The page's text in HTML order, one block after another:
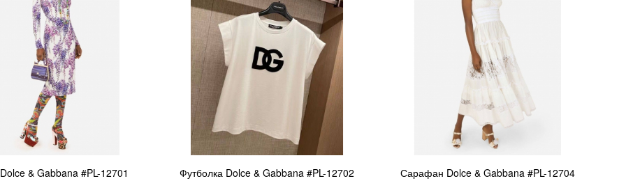
& Gabbana #PL-12701 Футболка Dolce & Gabbana #PL-12702 Сарафан Dolce & Gabbana #PL-12704